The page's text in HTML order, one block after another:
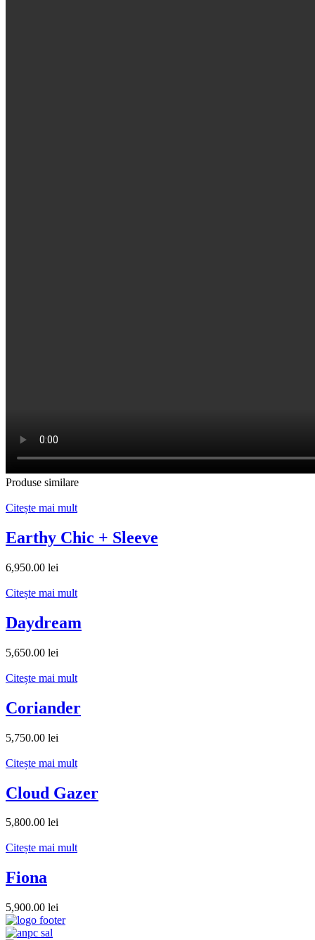
Produse similare
Citește mai mult
Earthy Chic + Sleeve
6,950.00 lei
Citește mai mult
Daydream
5,650.00 lei
Citește mai mult
Coriander
5,750.00 lei
Citește mai mult
Cloud Gazer
5,800.00 lei
Citește mai mult
Fiona
5,900.00 lei